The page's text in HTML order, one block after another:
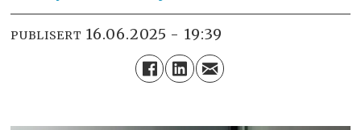
PUBLISERT 16.06.2025 - 19:39